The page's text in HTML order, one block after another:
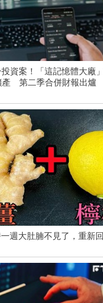
資案！「這記憶體大廠
產 第二季合併財報出爐
週大肚腩不見了，重新